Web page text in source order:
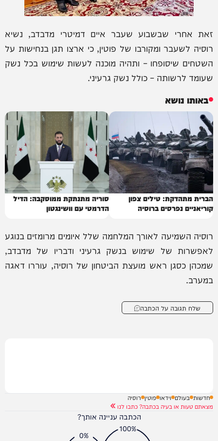
זאת אחרי שבשבוע שעבר איים דמיטרי מדבדב, נשיא
רוסיה לשעבר ומקורבו של פוטין, כי ארצו תגן בנחישות על
השטחים שיסופחו – ותהיה מוכנה לעשות שימוש בכל נשק
שעומד לרשותה – כולל נשק גרעיני.
באותו נושא
הברית מתהדקת: טילים צפון
קוריאניים נפרסים ברוסיה
סוריה מתנתקת ממוסקבה: הדיל
הדרמטי עם וושינגטון
רוסיה השמיעה לאורך המלחמה שלל איומים מרומזים בנוגע
לאפשרות של שימוש בנשק גרעיני ודבריו של מדבדב,
שמכהן כסגן ראש מועצת הביטחון של רוסיה, עוררו דאגה
במערב.
שלח תגובה על הכתבה
חדשות בעולם וידאו פוטין רוסיה
מצאתם טעות או בעיה בכתבה? כתבו לנו
הכתבה עניינה אותך?
100%
0%